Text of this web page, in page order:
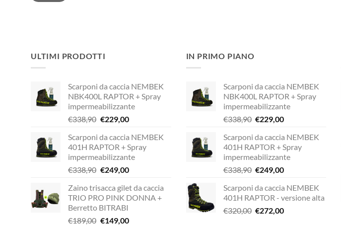
ULTIMI PRODOTTI
Scarponi da caccia NEMBEK
NBK400L RAPTOR + Spray
impermeabilizzante
€338,90 Il
originale
era:
€338,90.
€229,00Il
attuale
è:
€229,00.
Scarponi da caccia NEMBEK
401H RAPTOR + Spray
impermeabilizzante
€338,90 Il
originale
era:
€338,90.
€249,00Il
attuale
è:
Zaino trisacca gilet da caccia
TRIO PRO PINK DONNA +
Berretto BITRABI
€189,00 Il
€149,00Il
IN PRIMO PIANO
Scarponi da caccia NEMBEK
NBK400L RAPTOR + Spray
impermeabilizzante
€338,90 Il
originale
era:
€338,90.
€229,00Il
attuale
è:
€229,00.
Scarponi da caccia NEMBEK
401H RAPTOR + Spray
impermeabilizzante
€338,90 Il
originale
era:
€338,90.
€249,00Il
attuale
è:
€249,00.
Scarponi da caccia NEMBEK
401H RAPTOR - versione alta
€320,00 Il
€272,00Il